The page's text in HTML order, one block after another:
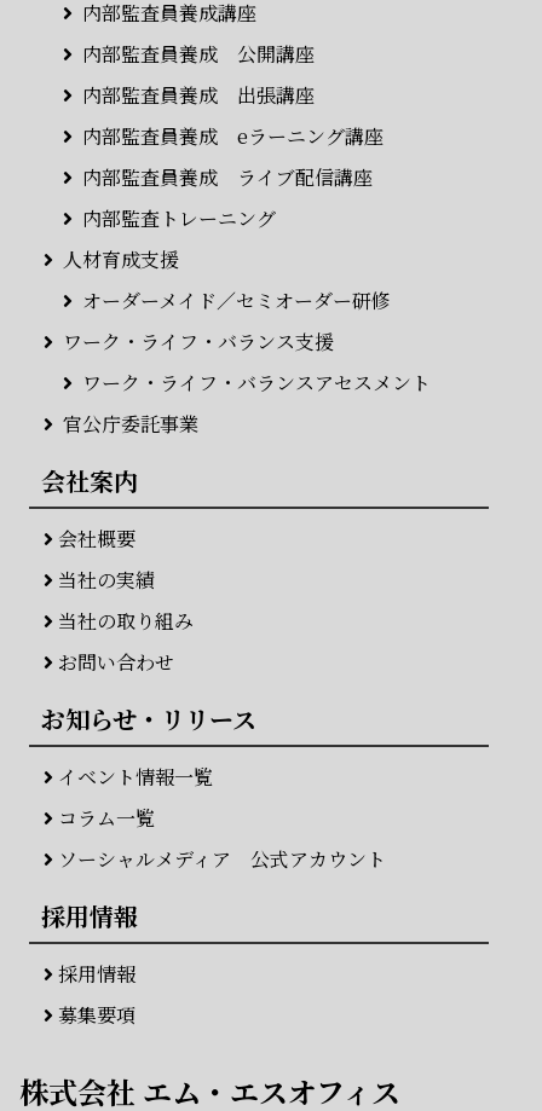
内部監査員養成講座
内部監査員養成 公開講座
内部監査員養成 出張講座
内部監査員養成 eラーニング講座
内部監査員養成 ライブ配信講座
内部監査トレーニング
人材育成支援
オーダーメイド／セミオーダー研修
ワーク・ライフ・バランス支援
ワーク・ライフ・バランスアセスメント
官公庁委託事業
会社案内
会社概要
当社の実績
当社の取り組み
お問い合わせ
お知らせ・リリース
イベント情報一覧
コラム一覧
ソーシャルメディア 公式アカウント
採用情報
採用情報
募集要項
株式会社 エム・エスオフィス